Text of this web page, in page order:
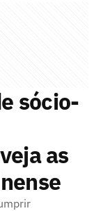
sócio-
as